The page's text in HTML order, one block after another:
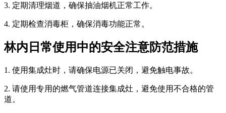
3. 定期清理烟道，确保抽油烟机正常工作。
4. 定期检查消毒柜，确保消毒功能正常。
林内日常使用中的安全注意防范措施
1. 使用集成灶时，请确保电源已关闭，避免触电事故。
2. 请使用专用的燃气管道连接集成灶，避免使用不合格的管
道。